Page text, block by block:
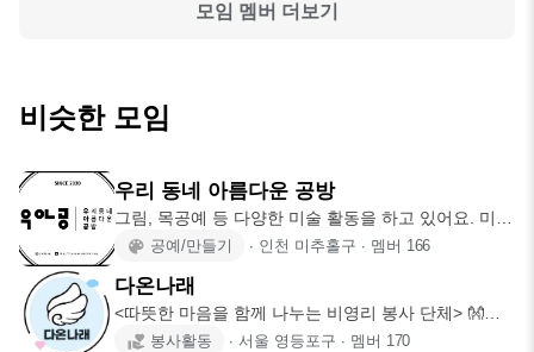
모임 멤버 더보기
비슷한 모임
우리 동네 아름다운 공방
그림, 목공예 등 다양한 미술 활동을 하고 있어요. 미술
전문가 선생님들
공예/만들기 ∙ 인천 미추홀구 ∙ 멤버 166
다온나래
<따뜻한 마음을 함께 나누는 비영리 봉사 단체> 👐다
온나래👐는 좋은 일
봉사활동 ∙ 서울 영등포구 ∙ 멤버 170